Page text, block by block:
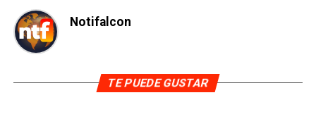
Notifalcon
TE PUEDE GUSTAR